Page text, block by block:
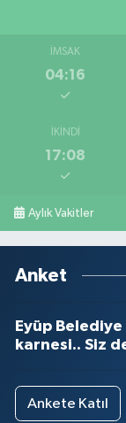
İMSAK
04:16
İKINDI
17:08
Aylık Vakitler
Anket
Eyüp Belediye
karnesi.. Siz
Ankete Katıl